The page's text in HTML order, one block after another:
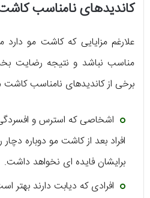
کاندیدهای نامناسب
علارغم مزایایی که کاشت مو
مناسب نباشد و نتیجه رضایت
برخی از کاندیدهای نامناسب
اشخاصی که استرس و
افراد بعد از کاشت مو دوباره
برایشان فایده ای نخواهد داشت.
افرادی که دیابت دارند بهتر